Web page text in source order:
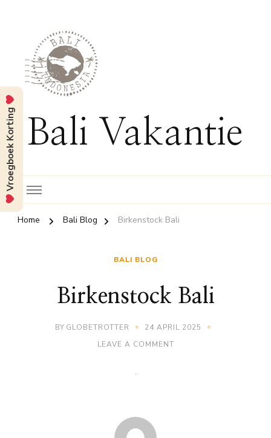
Bali Vakantie
Home Bali Blog Birkenstock Bali
BALI BLOG
Birkenstock Bali
BY GLOBETROTTER
24 APRIL 2025
LEAVE A COMMENTON
Vroegboek Korting